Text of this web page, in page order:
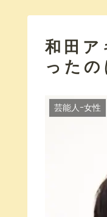
和田ア
った
芸能人ｰ女性